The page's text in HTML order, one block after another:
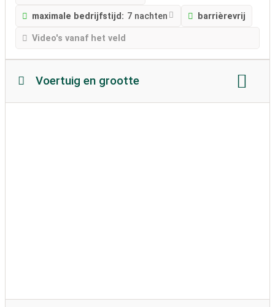
maximale bedrijfstijd: 7 nachten barrièrevrij
Video's vanaf het veld
Voertuig en grootte